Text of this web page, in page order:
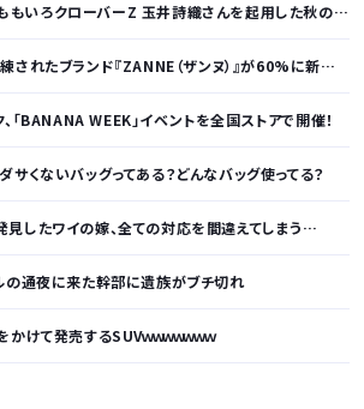
クローバーZ 玉井詩織さんを起用した秋のLOOK BOOKを先行公開
『ZANNE（ザンヌ）』が60%に新規入店、モダン×エフォートレスなコレクションを展開
、「BANANA WEEK」イベントを全国ストアで開催！
サくないバッグってある？どんなバッグ使ってる？
したワイの嫁、全ての対応を間違えてしまう…
の通夜に来た幹部に遺族がブチ切れ
かけて発売するSUVｗｗｗｗｗｗｗ